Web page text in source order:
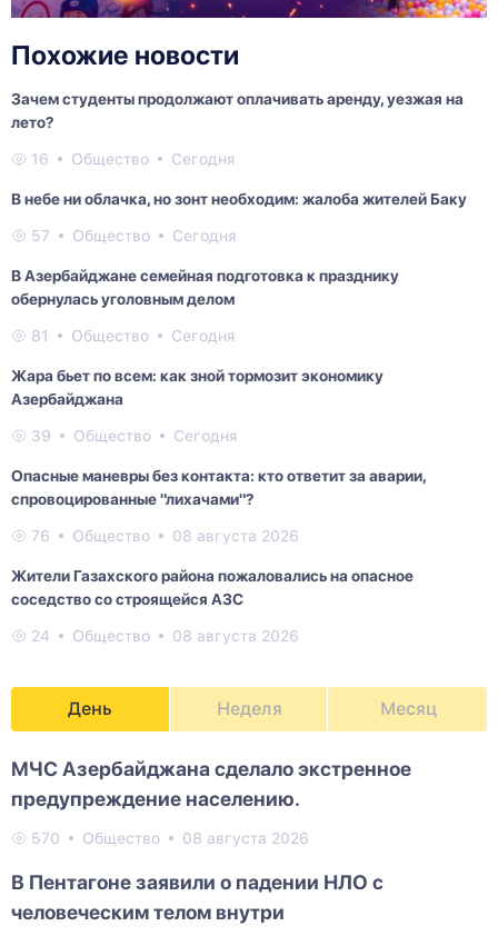
Похожие новости
Зачем студенты продолжают оплачивать аренду, уезжая на
лето?
16 Общество Сегодня
В небе ни облачка, но зонт необходим: жалоба жителей Баку
57 Общество Сегодня
В Азербайджане семейная подготовка к празднику
обернулась уголовным делом
81 Общество Сегодня
Жара бьет по всем: как зной тормозит экономику
Азербайджана
39 Общество Сегодня
Опасные маневры без контакта: кто ответит за аварии,
спровоцированные "лихачами"?
76 Общество 08 августа 2026
Жители Газахского района пожаловались на опасное
соседство со строящейся АЗС
24 Общество 08 августа 2026
День Неделя Месяц
МЧС Азербайджана сделало экстренное
предупреждение населению.
570 Общество 08 августа 2026
В Пентагоне заявили о падении НЛО с
человеческим телом внутри